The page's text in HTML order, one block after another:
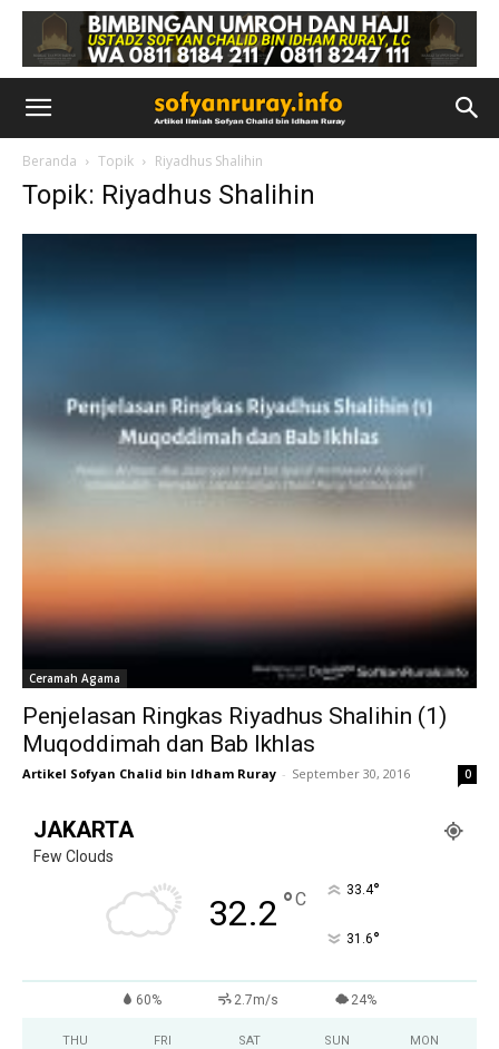
Beranda Topik Riyadhus Shalihin
Topik: Riyadhus Shalihin
Ceramah Agama
Penjelasan Ringkas Riyadhus Shalihin (1)
Muqoddimah dan Bab Ikhlas
Artikel Sofyan Chalid bin Idham Ruray - September 30, 2016 0
JAKARTA
Few Clouds
32.2 °C 33.4°
31.6°
60% 2.7m/s 24%
THU FRI SAT SUN MON